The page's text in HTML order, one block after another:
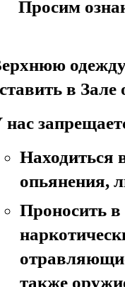
Просим
в
нас
Находиться
опьянения,
Проносить
также